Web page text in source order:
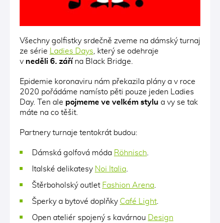
Všechny golfistky srdečně zveme na dámský turnaj
ze série
Ladies Days , který se odehraje
v neděli 6. září na Black Bridge.
Epidemie koronaviru nám překazila plány a v roce
2020 pořádáme namísto pěti pouze jeden Ladies
Day. Ten ale pojmeme ve velkém stylu a vy se tak
máte na co těšit.
Partnery turnaje tentokrát budou:
Dámská golfová móda Röhnisch
Italské delikatesy Noi Italia
Štěrboholský outlet Fashion Arena
Šperky a bytové doplňky Café Light
Open ateliér spojený s kavárnou
Design